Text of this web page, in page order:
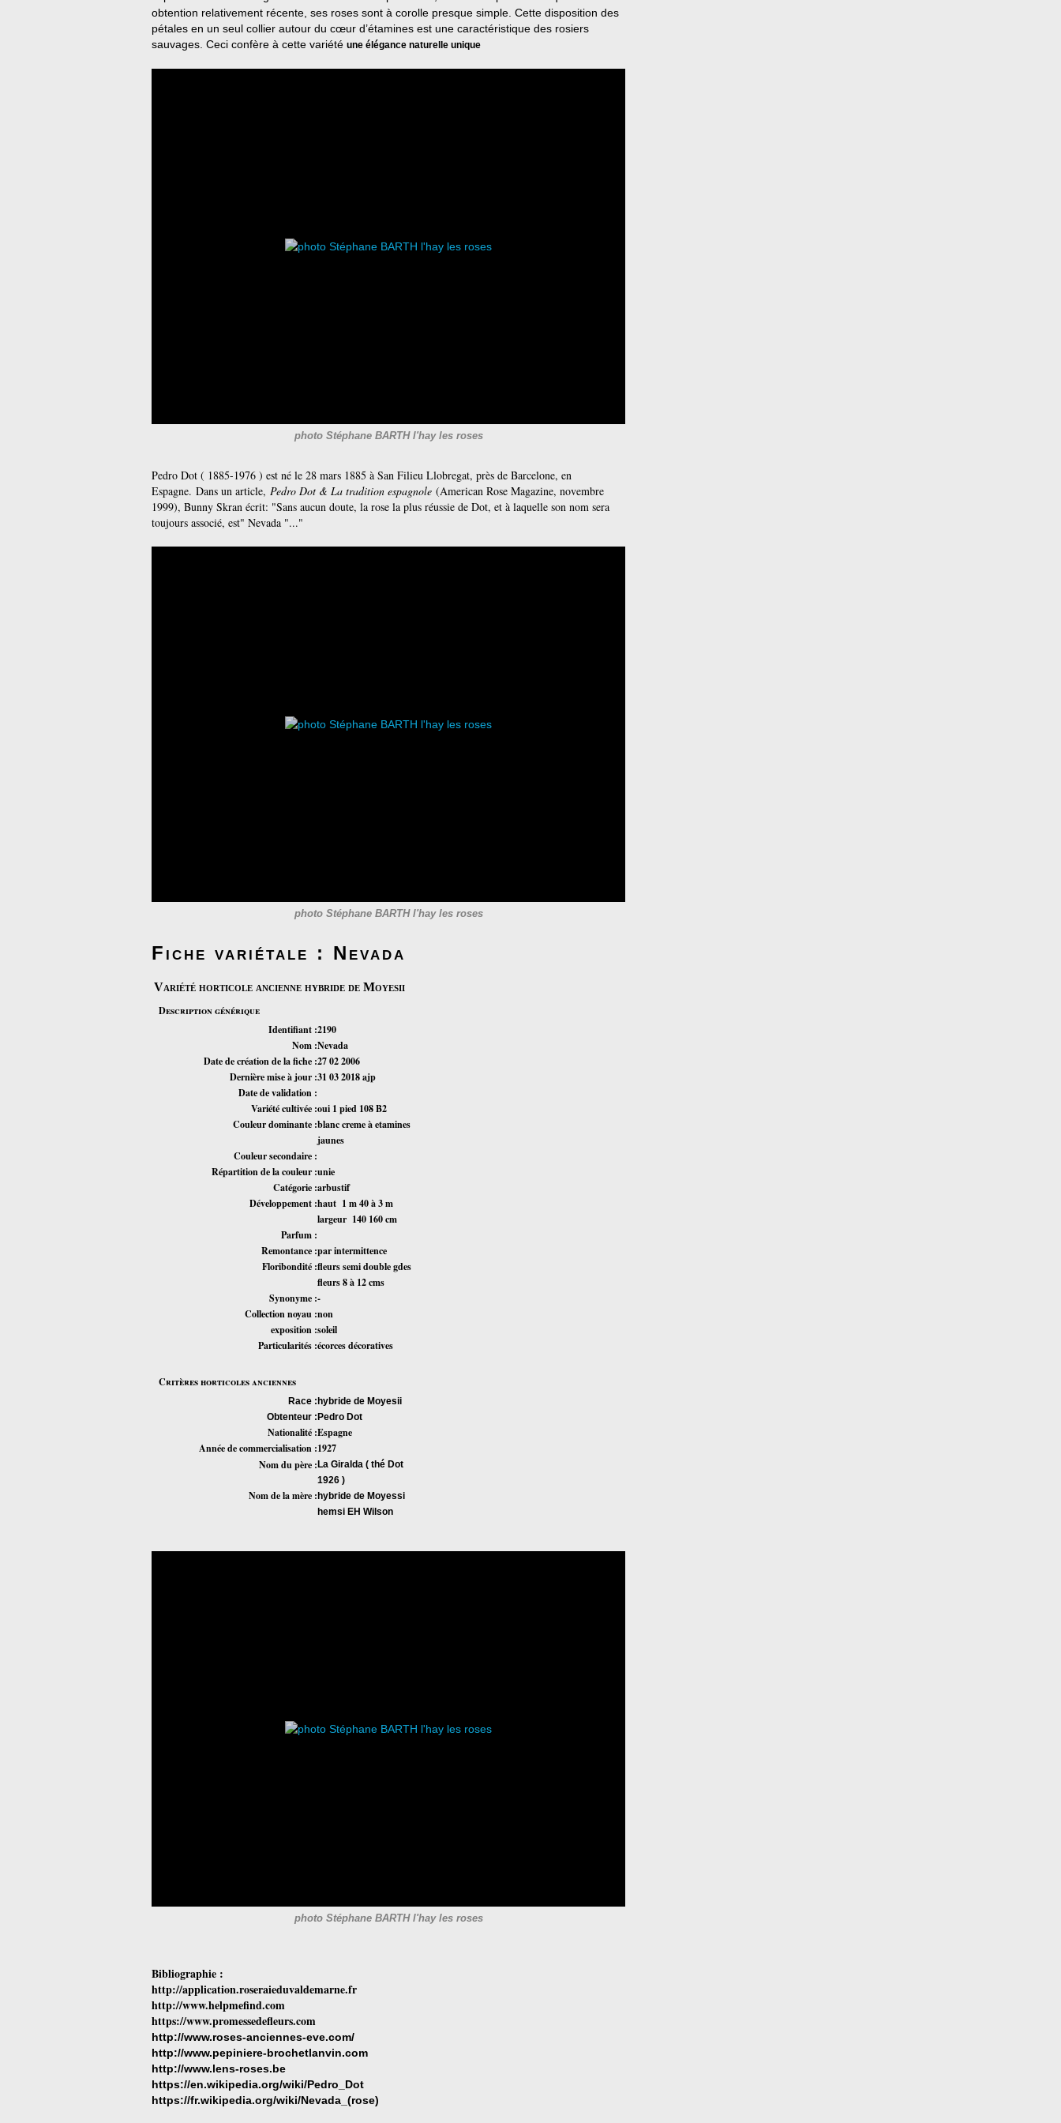
obtention relativement récente, ses roses sont à corolle presque simple. Cette disposition des
pétales en un seul collier autour du cœur d’étamines est une caractéristique des rosiers
sauvages. Ceci confère à cette variété une élégance naturelle unique
photo Stéphane BARTH l'hay les roses
Pedro Dot ( 1885-1976 ) est né le 28 mars 1885 à San Filieu Llobregat, près de Barcelone, en
Espagne. Dans un article, Pedro Dot & La tradition espagnole (American Rose Magazine, novembre
1999), Bunny Skran écrit: "Sans aucun doute, la rose la plus réussie de Dot, et à laquelle son nom sera
toujours associé, est" Nevada "..."
photo Stéphane BARTH l'hay les roses
Fiche variétale : Nevada
Variété horticole ancienne hybride de Moyesii
Description générique
Identifiant :2190
Nom :Nevada
Date de création de la fiche :27 02 2006
Dernière mise à jour :31 03 2018 ajp
Date de validation :
Variété cultivée :oui 1 pied 108 B2
Couleur dominante :blanc creme à etamines
jaunes
Couleur secondaire :
Répartition de la couleur :unie
Catégorie :arbustif
Développement :haut 1 m 40 à 3 m
largeur 140 160 cm
Parfum :
Remontance :par intermittence
Floribondité :fleurs semi double gdes
fleurs 8 à 12 cms
Synonyme :-
Collection noyau :
exposition :
Particularités :
non
soleil
écorces décoratives
Critères horticoles anciennes
Race : hybride de Moyesii
Obtenteur : Pedro Dot
Nationalité :Espagne
Année de commercialisation :1927
Nom du père : La Giralda ( thé Dot
1926 )
Nom de la mère : hybride de Moyessi
hemsi EH Wilson
photo Stéphane BARTH l'hay les roses
Bibliographie :
http://application.roseraieduvaldemarne.fr
http://www.helpmefind.com
https://www.promessedefleurs.com
http://www.roses-anciennes-eve.com/
http://www.pepiniere-brochetlanvin.com
http://www.lens-roses.be
https://en.wikipedia.org/wiki/Pedro_Dot
https://fr.wikipedia.org/wiki/Nevada_(rose)